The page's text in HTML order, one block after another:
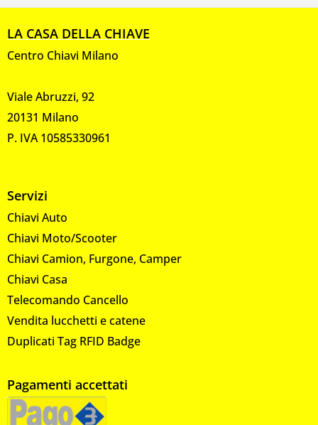
LA CASA DELLA CHIAVE
Centro Chiavi Milano
Viale Abruzzi, 92
20131 Milano
P. IVA 10585330961
Servizi
Chiavi Auto
Chiavi Moto/Scooter
Chiavi Camion, Furgone, Camper
Chiavi Casa
Telecomando Cancello
Vendita lucchetti e catene
Duplicati Tag RFID Badge
Pagamenti accettati